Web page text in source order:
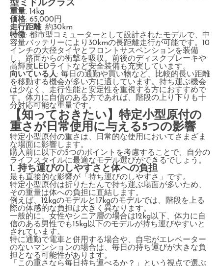
型ミドルクラス
重量: 14kg
価格: 65,000円
走行距離: 約30km
特徴: 都市型コミューターとして設計されたモデルで、中
容量バッテリーにより30kmの長距離走行が可能です。10
インチの大径タイヤとフロントサスペンションを装備
し、路面からの衝撃を吸収。前後のディスクブレーキや
高輝度LEDライトなど安全装備も充実しています。
向いている人: 毎日の通勤や買い物など、比較的長い距離
を移動する機会が多い方に適しています。持ち運ぶ機会
は少なく、走行性能と安定性を重視する方におすすめで
す。体力に自信のある方であれば、階段の上り下りも十
分対応可能な重量です。
【知っておきたい】特定小型原付の
重さが日常使用に与える5つの影響
特定小型原付の重さは、日常的な使用においてさまざま
な場面に影響します。
購入前に以下の5つのポイントを考慮することで、自分の
ライフスタイルに最適なモデル選びができるでしょう。
1. 持ち運びのしやすさと体への負担
最も直接的な影響が「持ち運びのしやすさ」です。
特定小型原付は折りたたんで持ち運ぶ場面が多いため、
その重量は体への負担に直結します。
例えば、12kgのモデルと17kgのモデルでは、階段を上る
際の体感的な負担は大きく異なります。
一般的に、女性やシニア層の場合は12kg以下、体力に自
信のある男性でも15kg以下のモデルが持ち運びやすいと
されています。
特に通勤で電車と併用する場合や、自宅がエレベーター
のないマンションの場合は、毎日の持ち運びが大きな負
担となる可能性があります。
「この重さなら毎日持ち運べるか？」という視点で選ぶ